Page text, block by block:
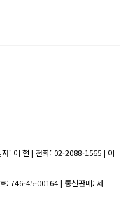
: 이 현 | 전화: 02-2088-1565 | 이
:746-45-00164| 통신판매:제